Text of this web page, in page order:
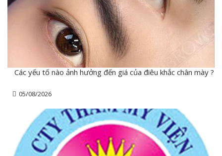
Các yếu tố nào ảnh hưởng đến giá của điêu khắc chân mày ?
05/08/2026